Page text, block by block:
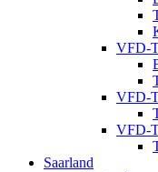
VFD-
VFD-
VFD-
Saarland